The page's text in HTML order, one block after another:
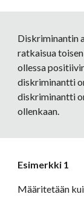
Diskriminantin
ratkaisua
ollessa
diskriminantti
diskriminantti
ollenkaan.
Esimerkki 1
Määritetään